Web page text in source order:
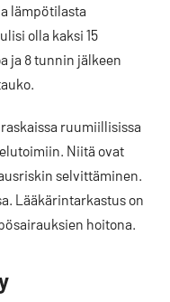
lämpötilasta
olla kaksi 15
ja 8 tunnin jälkeen
ruumiillisissa
Niitä ovat
selvittäminen.
Lääkärintarkastus on
hoitona.